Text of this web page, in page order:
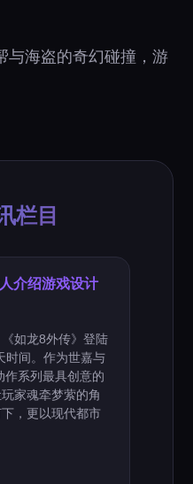
与海盗的奇幻碰撞，游
栏目
介绍游戏设计
如龙8外传》登陆
时间。作为世嘉与
作系列最具创意的
家魂牵梦萦的角
，更以现代都市